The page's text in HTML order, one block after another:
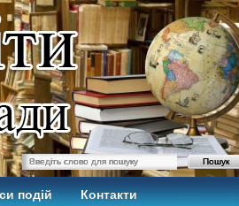
подій Контакти